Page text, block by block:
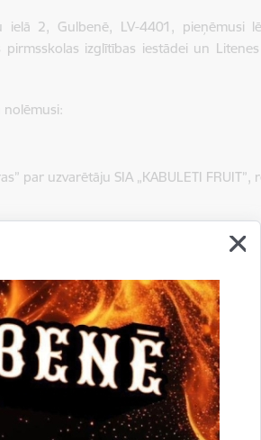
2, Gulbenē, LV-4401, pieņēmusi
izglītības iestādei un
par uzvarētāju SIA „KABULETI FRUIT”,
par uzvarētāju SIA „Lietas MD”, reģ.
reģ. Nr. 44603001430, ar līgumcenu bez
MD”, reģ. Nr. 40003592976, ar
par uzvarētāju SIA „KABULETI
piens”, reģ. Nr. 44603001356, ar